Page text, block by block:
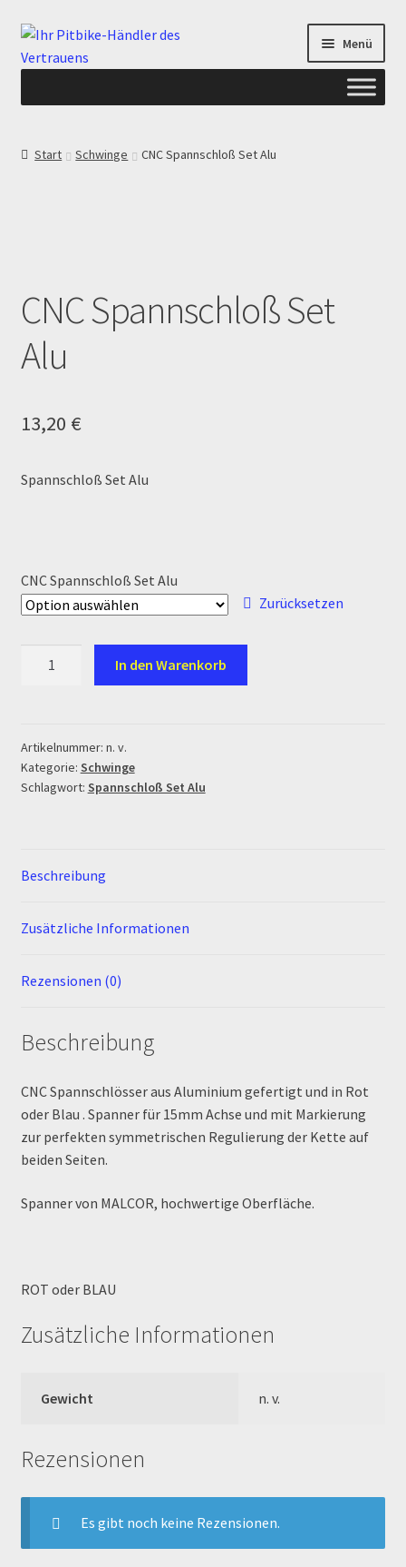
Zur
Navigation
Zum
Inhalt
Menü
Devolución
Echtheit von Bewertungen
Ersatzteile Pitbike
INFOSEITE
Kasse
Log In
MERCHANDISE
My Account
My Account
My Profile
Order Failed
Pitbike Junior
TOPstrecken
POLITICA DE COOKIES
Registration
Start Schwinge CNC Spannschloß Set Alu
CNC Spannschloß Set
Alu
13,20 €
Spannschloß Set Alu
CNC Spannschloß Set Alu
Zurücksetzen
Menge
In den Warenkorb
Artikelnummer: n. v.
Kategorie: Schwinge
Schlagwort: Spannschloß Set Alu
Beschreibung
Zusätzliche Informationen
Rezensionen (0)
Beschreibung
CNC Spannschlösser aus Aluminium gefertigt und in Rot
oder Blau . Spanner für 15mm Achse und mit Markierung
zur perfekten symmetrischen Regulierung der Kette auf
beiden Seiten.
Spanner von MALCOR, hochwertige Oberfläche.
ROT oder BLAU
Zusätzliche Informationen
Gewicht n. v.
Rezensionen
Es gibt noch keine Rezensionen.